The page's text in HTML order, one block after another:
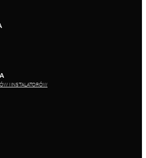
I INSTALATORÓW